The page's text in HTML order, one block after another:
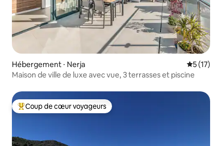
Hébergement ⋅ Nerja
5 (17)
Maison de ville de luxe avec vue, 3 terrasses et piscine
Coups de cœur voyageurs les plus appréciés
Coup de cœur voyageurs